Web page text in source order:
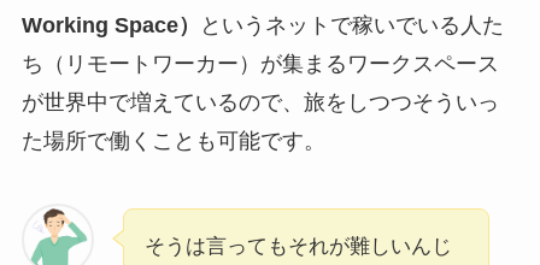
Working Space）
というネットで稼いでいる人た
ち（リモートワーカー）が集まるワークスペース
が世界中で増えているので、旅をしつつそういっ
た場所で働くことも可能です。
そうは言ってもそれが難しいんじ